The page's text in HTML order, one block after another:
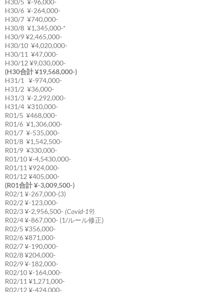
H30/5 ¥-96,000-
H30/6 ¥-264,000-
H30/7 ¥740,000-
H30/8 ¥1,345,000-*
H30/9 ¥2,465,000-
H30/10 ¥4,020,000-
H30/11 ¥47,000-
H30/12 ¥9,030,000-
(H30合計 ¥19,568,000-)
H31/1 ¥-974,000-
H31/2 ¥36,000-
H31/3 ¥-2,292,000-
H31/4 ¥310,000-
R01/5 ¥468,000-
R01/6 ¥1,306,000-
R01/7 ¥-535,000-
R01/8 ¥1,542,500-
R01/9 ¥330,000-
R01/10 ¥-4,5430,000-
R01/11 ¥924,000-
R01/12 ¥405,000-
(R01合計 ¥-3,009,500-)
R02/1 ¥-267,000-(3)
R02/2 ¥-123,000-
R02/3 ¥-2,956,500- (Covid-19)
R02/4 ¥-867,000- (1/ルール修正)
R02/5 ¥356,000-
R02/6 ¥871,000-
R02/7 ¥-190,000-
R02/8 ¥204,000-
R02/9 ¥-182,000-
R02/10 ¥-164,000-
R02/11 ¥1,271,000-
R02/12 ¥-424,000-